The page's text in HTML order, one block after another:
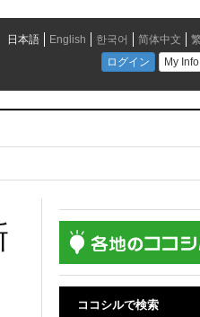
ココシルで検索